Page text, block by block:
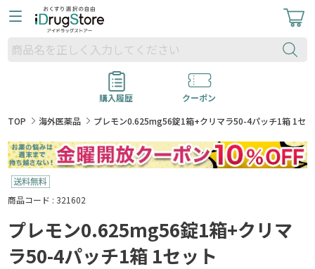
購入履歴
クーポン
TOP
海外医薬品 プレモン0.625mg56錠1箱+クリマラ50-4パッチ1箱 1セ
商品コード : 321602
プレモン0.625mg56錠1箱+クリマ
ラ50-4パッチ1箱 1セット